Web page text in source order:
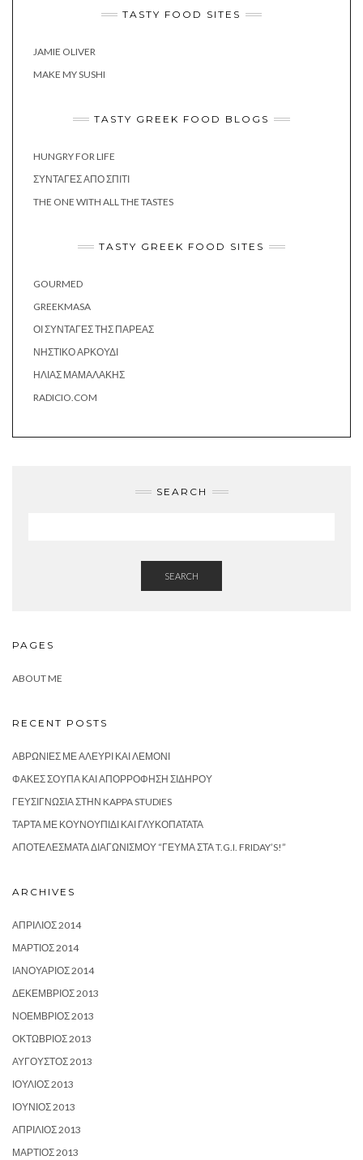
TASTY FOOD SITES
JAMIE OLIVER
MAKE MY SUSHI
TASTY GREEK FOOD BLOGS
HUNGRY FOR LIFE
ΣΥΝΤΑΓΈΣ ΑΠΌ ΣΠΊΤΙ
THE ONE WITH ALL THE TASTES
TASTY GREEK FOOD SITES
GOURMED
GREEKMASA
ΟΙ ΣΥΝΤΑΓΈΣ ΤΗΣ ΠΑΡΈΑΣ
ΝΗΣΤΙΚΌ ΑΡΚΟΎΔΙ
ΗΛΊΑΣ ΜΑΜΑΛΆΚΗΣ
RADICIO.COM
SEARCH
SEARCH
PAGES
ABOUT ME
RECENT POSTS
ΑΒΡΩΝΙΈΣ ΜΕ ΑΛΕΎΡΙ ΚΑΙ ΛΕΜΌΝΙ
ΦΑΚΈΣ ΣΟΎΠΑ ΚΑΙ ΑΠΟΡΡΌΦΗΣΗ ΣΙΔΉΡΟΥ
ΓΕΥΣΙΓΝΩΣΊΑ ΣΤΗΝ KAPPA STUDIES
ΤΆΡΤΑ ΜΕ ΚΟΥΝΟΥΠΊΔΙ ΚΑΙ ΓΛΥΚΟΠΑΤΆΤΑ
ΑΠΟΤΕΛΈΣΜΑΤΑ ΔΙΑΓΩΝΙΣΜΟΎ “ΓΕΎΜΑ ΣΤΑ T.G.I. FRIDAY’S!”
ARCHIVES
ΑΠΡΊΛΙΟΣ 2014
ΜΆΡΤΙΟΣ 2014
ΙΑΝΟΥΆΡΙΟΣ 2014
ΔΕΚΈΜΒΡΙΟΣ 2013
ΝΟΈΜΒΡΙΟΣ 2013
ΟΚΤΏΒΡΙΟΣ 2013
ΑΎΓΟΥΣΤΟΣ 2013
ΙΟΎΛΙΟΣ 2013
ΙΟΎΝΙΟΣ 2013
ΑΠΡΊΛΙΟΣ 2013
ΜΆΡΤΙΟΣ 2013